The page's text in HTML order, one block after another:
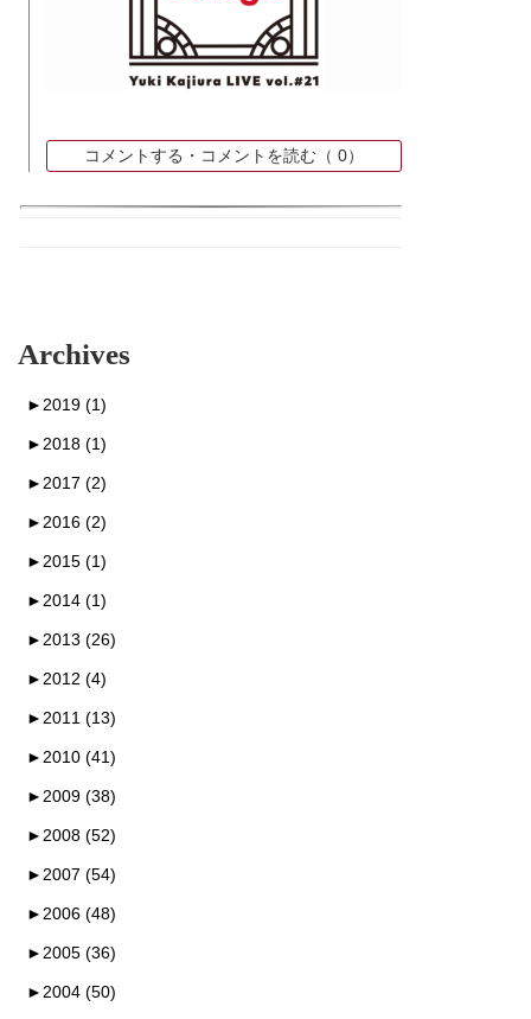
コメントする・コメントを読む（ 0）
Archives
► 2019 (1)
► 2018 (1)
► 2017 (2)
► 2016 (2)
► 2015 (1)
► 2014 (1)
► 2013 (26)
► 2012 (4)
► 2011 (13)
► 2010 (41)
► 2009 (38)
► 2008 (52)
► 2007 (54)
► 2006 (48)
► 2005 (36)
► 2004 (50)